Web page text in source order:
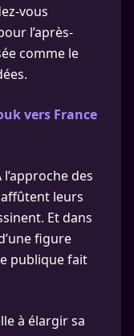
vous
l’après-
comme le
vers France
des
leurs
Et dans
figure
publique fait
à élargir sa